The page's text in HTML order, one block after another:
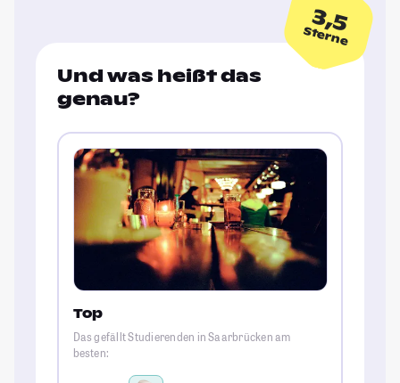
3,5
Sterne
Und was heißt das
genau?
Top
Das gefällt Studierenden in Saarbrücken am
besten: